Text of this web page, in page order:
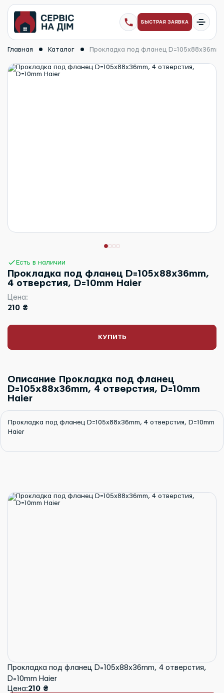
БЫСТРАЯ ЗАЯВКА
Главная Каталог Прокладка под фланец
Есть в наличии
Прокладка под фланец D=105x88x36mm,
4 отверстия, D=10mm Haier
Цена:
210 ₴
КУПИТЬ
Описание Прокладка под фланец
D=105x88x36mm, 4 отверстия, D=10mm
Haier
Прокладка под фланец D=105x88x36mm, 4 отверстия, D=10mm
Haier
Прокладка под фланец D=105x88x36mm, 4 отверстия,
D=10mm Haier
Цена:210 ₴